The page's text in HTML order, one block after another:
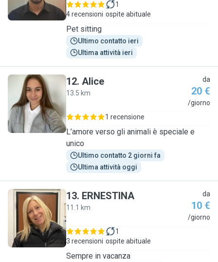
4 recensioni
1
ospite abituale
Pet sitting
Ultimo contatto ieri
Ultima attività ieri
A
12. Alice
13.5 km
da
20 €
/giorno
1 recensione
L’amore verso gli animali è speciale e
unico
Ultimo contatto 2 giorni fa
Ultima attività oggi
E
13. ERNESTINA
11.1 km
da
10 €
/giorno
3 recensioni
1
ospite abituale
Sempre in vacanza